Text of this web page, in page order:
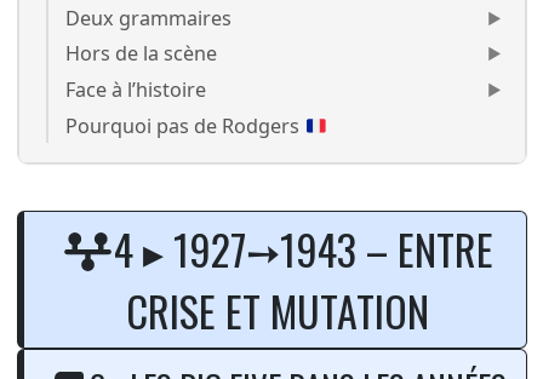
Deux grammaires
Hors de la scène
Face à l’histoire
Pourquoi pas de Rodgers
Cole Porter Jubilee
4 ▸ 1927➙1943 – ENTRE
CRISE ET MUTATION